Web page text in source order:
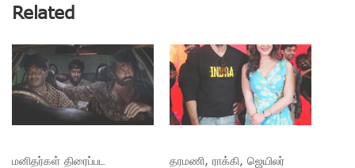
Related
மனிதர்கள் திரைப்பட
தரமணி, ராக்கி, ஜெயிலர்